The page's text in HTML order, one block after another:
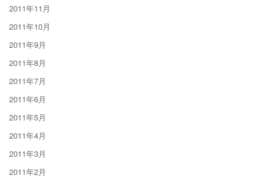
2011年11月
2011年10月
2011年9月
2011年8月
2011年7月
2011年6月
2011年5月
2011年4月
2011年3月
2011年2月